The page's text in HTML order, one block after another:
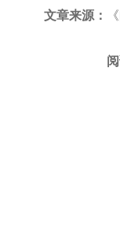
文章来源：